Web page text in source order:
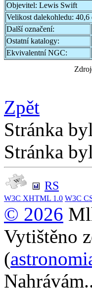
Objevitel: Lewis Swift
Velikost dalekohledu: 40,6
Další označení:
Ostatní katalogy:
Ekvivalentní NGC:
Zpět
Stránka
Stránka
RS
W3C XHTML 1.0 W3C
© 2026
Vytištěno
(